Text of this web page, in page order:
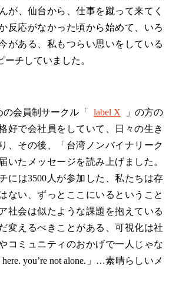
が、仙台から、仕事を蹴って来てく
反応がなかった頃から始めて、いろ
がある、私もつらい思いをしている
チしていました。
会員制サークル「 label X
」の方の
好で会社員をしていて、日々の生き
、その後、「台湾ノンバイナリーク
いたメッセージを読み上げました。
には3500人が参加した、私たちは存
ない、ずっとここにいるということ
社会は似たような課題を抱えている
変えるべきことがある、可視化は社
コミュニティのおかげで一人じゃな
you’re not alone.」…素晴らしいメ